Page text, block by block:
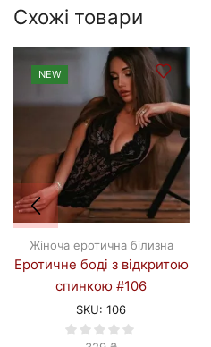
Схожі товари
NEW
Жіноча еротична білизна
Еротичне боді з відкритою
спинкою #106
SKU:106